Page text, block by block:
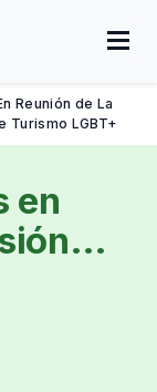
Reunión de La
Turismo LGBT+
en